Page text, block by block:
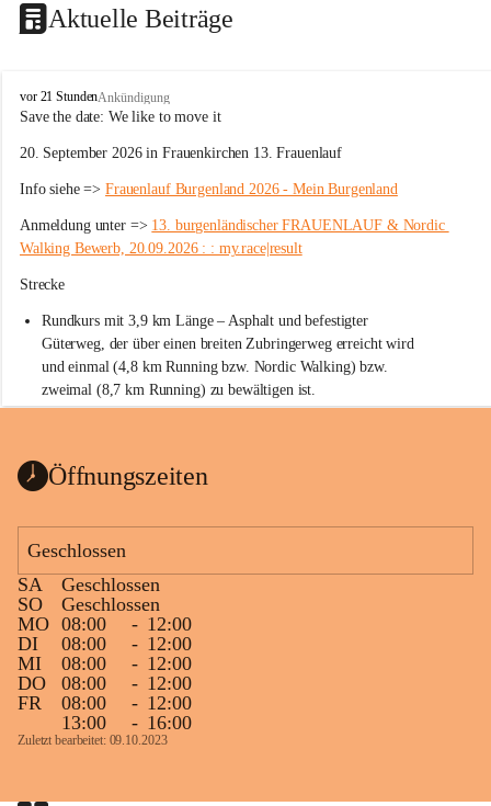
Aktuelle Beiträge
W
ö
t
r
b
e
r
g
vor 21 StundenAnkündigung
Save the date: We like to move it
20. September 2026 in Frauenkirchen 13. Frauenlauf
Info siehe => Frauenlauf Burgenland 2026 - Mein Burgenland
Anmeldung unter => 13. burgenländischer FRAUENLAUF & Nordic
Walking Bewerb, 20.09.2026 : : my.race|result
Strecke
Rundkurs mit 3,9 km Länge – Asphalt und befestigter
Güterweg, der über einen breiten Zubringerweg erreicht wird
und einmal (4,8 km Running bzw. Nordic Walking) bzw.
zweimal (8,7 km Running) zu bewältigen ist.
Parkplatz auf der Rückseite der St. Martins Therme & Lodge
Zielgelände mit Verpflegungstruck
Ablauf
Samstag, 19.9.
13 bis 15 Uhr Startnummernausgabe, im Seminarraum der St.
Martins Therme & Lodge Frauenkirchen (vom Parkplatz hinter
der Therme zugänglich)
Sonntag, 20.9.
Öffnungszeiten
Geschlossen
SA
Geschlossen
SO
Geschlossen
MO 08:00 - 12:00
DI
08:00 - 12:00
MI
08:00 - 12:00
DO
08:00 - 12:00
FR
08:00 - 12:00
13:00
- 16:00
Zuletzt bearbeitet: 09.10.2023